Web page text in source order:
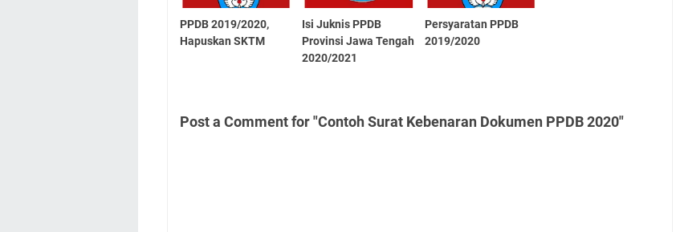
PPDB 2019/2020,
Hapuskan SKTM
Isi Juknis PPDB
Provinsi Jawa Tengah
2020/2021
Persyaratan PPDB
2019/2020
Post a Comment for "Contoh Surat Kebenaran Dokumen PPDB 2020"